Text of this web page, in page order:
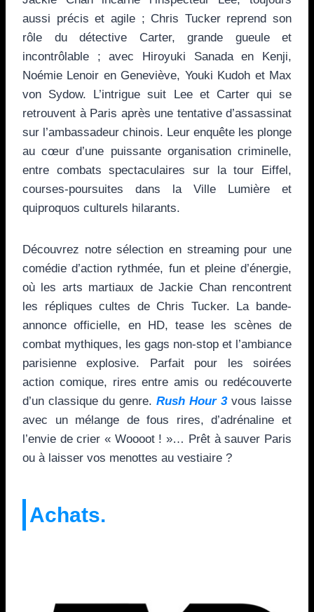
aussi précis et agile ; Chris Tucker reprend son
rôle du détective Carter, grande gueule et
incontrôlable ; avec Hiroyuki Sanada en Kenji,
Noémie Lenoir en Geneviève, Youki Kudoh et Max
von Sydow. L’intrigue suit Lee et Carter qui se
retrouvent à Paris après une tentative d’assassinat
sur l’ambassadeur chinois. Leur enquête les plonge
au cœur d’une puissante organisation criminelle,
entre combats spectaculaires sur la tour Eiffel,
courses-poursuites dans la Ville Lumière et
quiproquos culturels hilarants.
Découvrez notre sélection en streaming pour une
comédie d’action rythmée, fun et pleine d’énergie,
où les arts martiaux de Jackie Chan rencontrent
les répliques cultes de Chris Tucker. La bande-
annonce officielle, en HD, tease les scènes de
combat mythiques, les gags non-stop et l’ambiance
parisienne explosive. Parfait pour les soirées
action comique, rires entre amis ou redécouverte
d’un classique du genre. Rush Hour 3vous laisse
avec un mélange de fous rires, d’adrénaline et
l’envie de crier « Woooot ! »… Prêt à sauver Paris
ou à laisser vos menottes au vestiaire ?
Achats.